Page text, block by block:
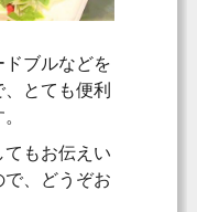
ブルなどを
とても便利
もお伝えい
、どうぞお